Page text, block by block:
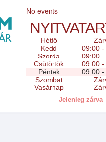
No events
Hétfő
Kedd
09:00 -
Szerda
09:00 -
Csütörtök
09:00 -
Péntek
09:00 -
Szombat
Vasárnap
Jelenleg zárva